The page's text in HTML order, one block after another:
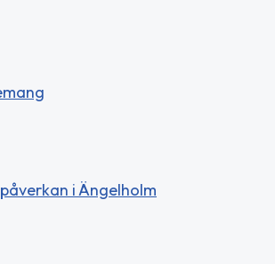
i Ängelholm